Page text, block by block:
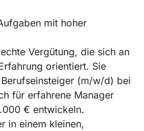
mit hoher
Vergütung, die sich an
orientiert. Sie
(m/w/d) bei
für erfahrene Manager
€ entwickeln.
in einem kleinen,